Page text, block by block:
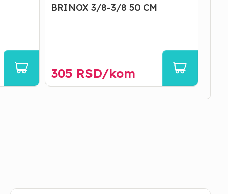
BRINOX 3/8-3/8 50 CM
305 RSD/kom